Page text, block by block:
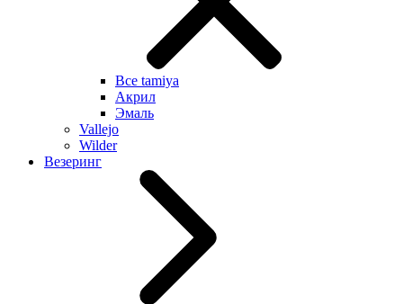
Все tamiya
Акрил
Эмаль
Vallejo
Wilder
Везеринг